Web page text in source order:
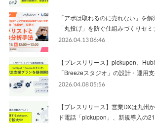
「アポは取れるのに売れない」を
「丸投げ」を防ぐ仕組みづくりセ
2026.04.13 06:46
【プレスリリース】pickupon、
「Breezeスタジオ」の設計・運用
2026.04.08 05:56
【プレスリリース】営業DXは九州
ド電話「pickupon」、新規導入の